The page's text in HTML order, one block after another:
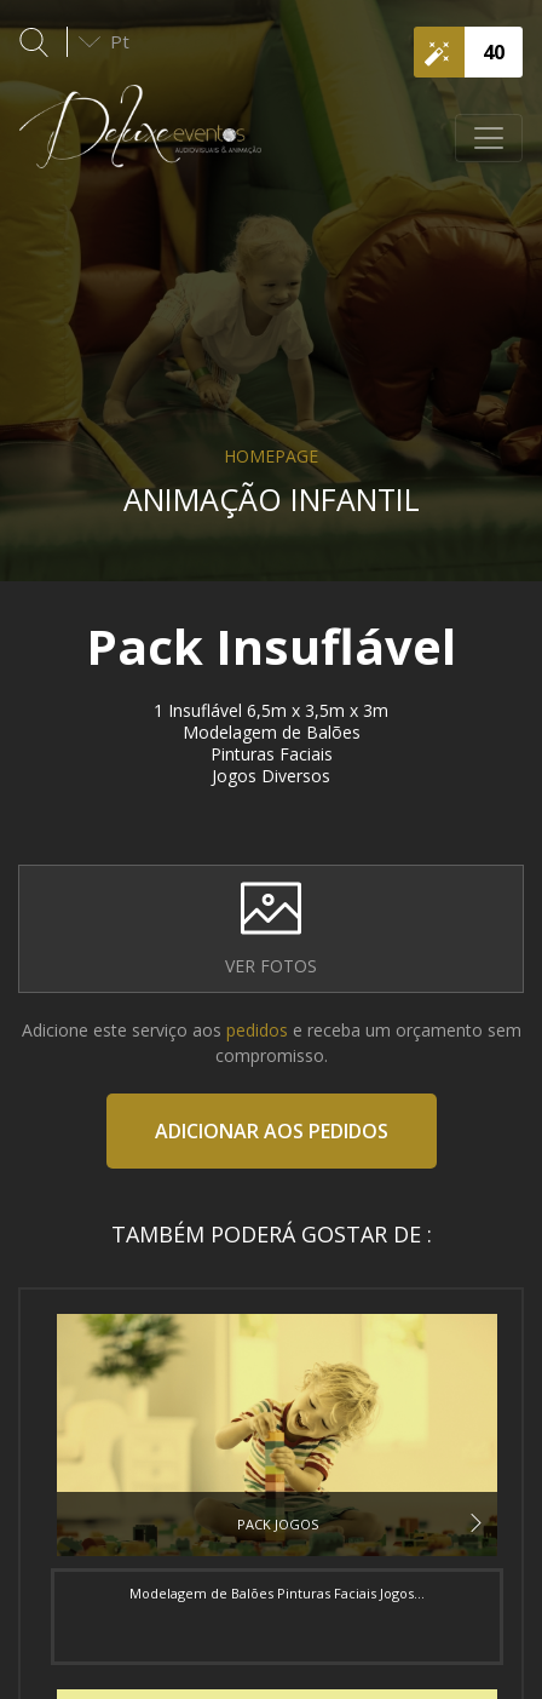
40
Pt
HOMEPAGE
ANIMAÇÃO INFANTIL
Pack Insuflável
1 Insuflável 6,5m x 3,5m x 3m
Modelagem de Balões
Pinturas Faciais
Jogos Diversos
VER FOTOS
Adicione este serviço aos pedidos e receba um orçamento sem
compromisso.
ADICIONAR AOS PEDIDOS
TAMBÉM PODERÁ GOSTAR DE :
PACK JOGOS
Modelagem de Balões Pinturas Faciais Jogos...